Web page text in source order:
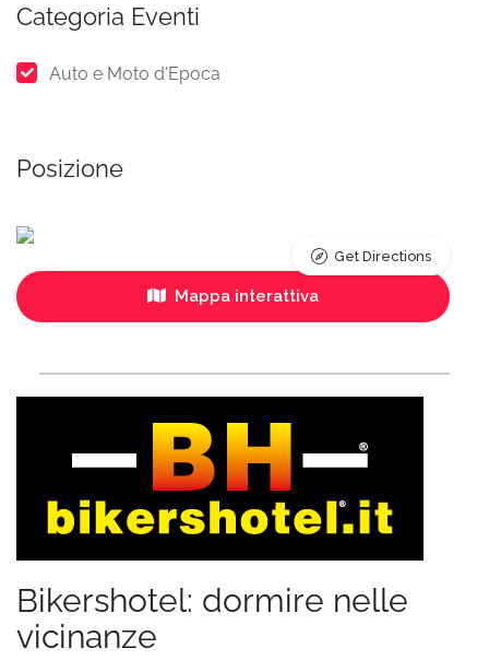
Categoria Eventi
Auto e Moto d'Epoca
Posizione
Mappa interattiva
Get Directions
Bikershotel: dormire nelle
vicinanze